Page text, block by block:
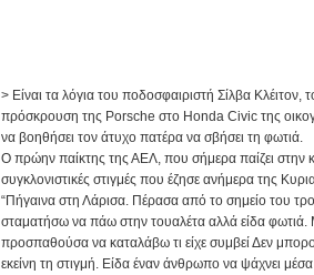
> Είναι τα λόγια του ποδοσφαιριστή Σίλβα
πρόσκρουση της Porsche στο Honda Civic της
να βοηθήσει τον άτυχο πατέρα να σβήσει τη φωτιά.
Ο πρώην παίκτης της ΑΕΛ, που σήμερα παίζει στην
συγκλονιστικές στιγμές που έζησε ανήμερα της
“Πήγαινα στη Λάρισα. Πέρασα από το σημείο του
σταματήσω να πάω στην τουαλέτα αλλά είδα
προσπαθούσα να καταλάβω τι είχε συμβεί Δεν
εκείνη τη στιγμή. Είδα έναν άνθρωπο να ψάχνει